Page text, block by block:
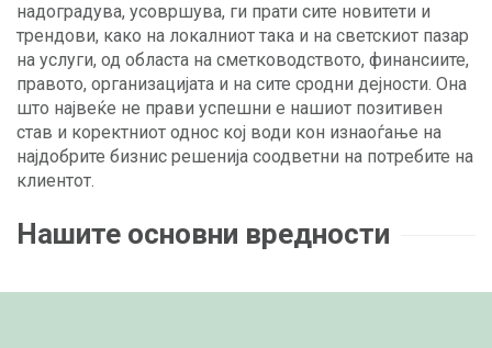
надоградува, усовршува, ги прати сите новитети и
трендови, како на локалниот така и на светскиот пазар
на услуги, од областа на сметководството, финансиите,
правото, организацијата и на сите сродни дејности. Она
што највеќе не прави успешни е нашиот позитивен
став и коректниот однос кој води кон изнаоѓање на
најдобрите бизнис решенија соодветни на потребите на
клиентот.
Нашите основни вредности